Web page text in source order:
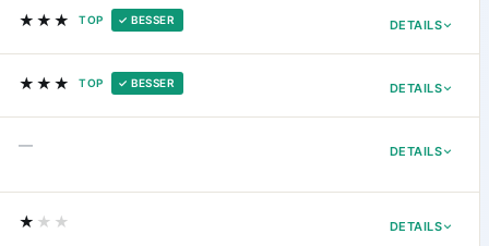
DETAILS
★★★ TOP ✓ BESSER
DETAILS
★★★ TOP ✓ BESSER
DETAILS
—
DETAILS
★ ★★